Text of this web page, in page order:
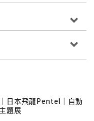
圓角
日本飛龍Pentel｜自動
題展